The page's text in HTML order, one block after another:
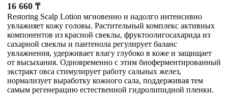
16 660 ₸
Restoring Scalp Lotion мгновенно и надолго интенсивно
увлажняет кожу головы. Растительный комплекс активных
компонентов из красной свеклы, фруктоолигосахарида из
сахарной свеклы и пантенола регулирует баланс
увлажнения, удерживает влагу глубоко в коже и защищает
от высыхания. Одновременно с этим биоферментированный
экстракт овса стимулирует работу сальных желез,
нормализует выработку кожного сала, поддерживая тем
самым регенерацию естественной гидролипидной пленки.